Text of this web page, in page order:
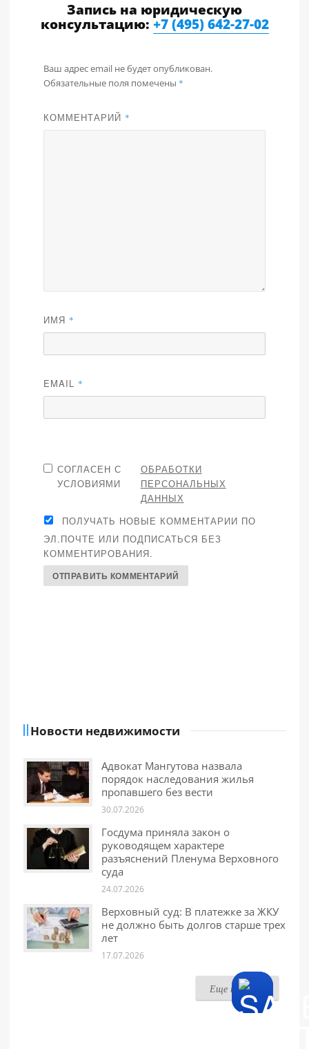
Запись на юридическую
консультацию: +7 (495) 642-27-02
Ваш адрес email не будет опубликован.
Обязательные поля помечены *
КОММЕНТАРИЙ *
ИМЯ *
EMAIL *
СОГЛАСЕН С
УСЛОВИЯМИ
ОБРАБОТКИ
ПЕРСОНАЛЬНЫХ
ДАННЫХ
ПОЛУЧАТЬ НОВЫЕ КОММЕНТАРИИ ПО
ЭЛ.ПОЧТЕ ИЛИ ПОДПИСАТЬСЯ БЕЗ
КОММЕНТИРОВАНИЯ.
Новости недвижимости
Адвокат Мангутова назвала
порядок наследования жилья
пропавшего без вести
30.07.2026
Госдума приняла закон о
руководящем характере
разъяснений Пленума Верховного
суда
24.07.2026
Верховный суд: В платежке за ЖКУ
не должно быть долгов старше трех
лет
17.07.2026
Еще новости